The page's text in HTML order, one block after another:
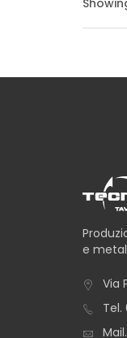
e
Via
Tel.
Mail.